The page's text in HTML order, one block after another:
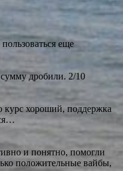
еще
дробили. 2/10
курс хороший, поддержка
и понятно, помогли
положительные вайбы,